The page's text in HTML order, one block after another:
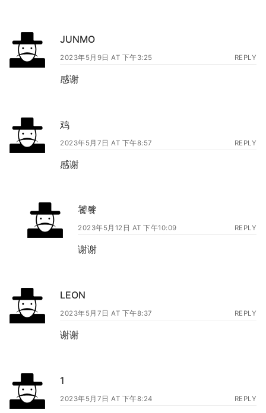
JUNMO
2023年5月9日 AT 下午3:25 REPLY
感谢
鸡
2023年5月7日 AT 下午8:57 REPLY
感谢
饕餮
2023年5月12日 AT 下午10:09 REPLY
谢谢
LEON
2023年5月7日 AT 下午8:37 REPLY
谢谢
1
2023年5月7日 AT 下午8:24 REPLY